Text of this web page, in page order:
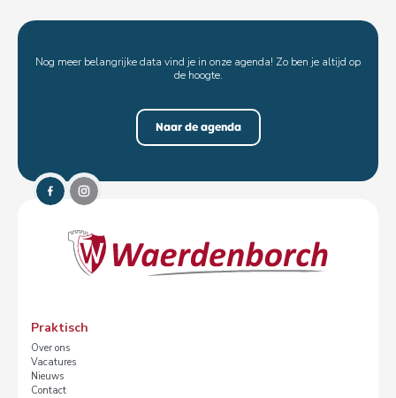
Nog meer belangrijke data vind je in onze agenda! Zo ben je altijd op
de hoogte.
Naar de agenda
Praktisch
Over ons
Vacatures
Nieuws
Contact